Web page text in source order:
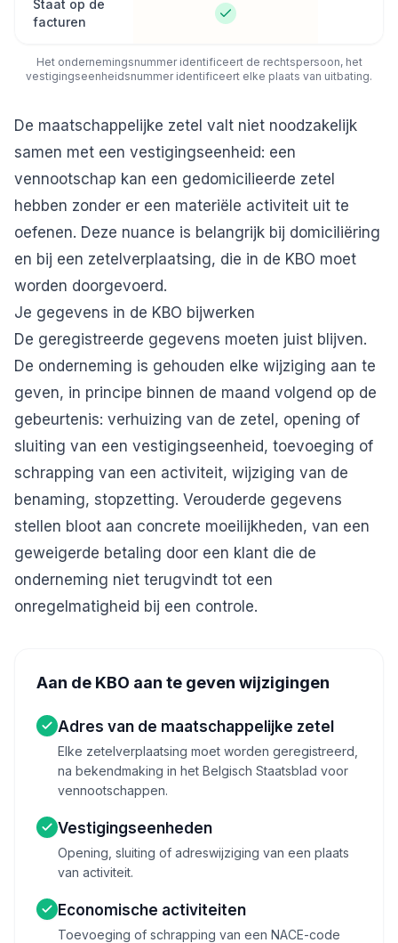
Staat op de
facturen
Het ondernemingsnummer identificeert de rechtspersoon, het
vestigingseenheidsnummer identificeert elke plaats van uitbating.
De maatschappelijke zetel valt niet noodzakelijk
samen met een vestigingseenheid: een
vennootschap kan een gedomicilieerde zetel
hebben zonder er een materiële activiteit uit te
oefenen. Deze nuance is belangrijk bij domiciliëring
en bij een zetelverplaatsing, die in de KBO moet
worden doorgevoerd.
Je gegevens in de KBO bijwerken
De geregistreerde gegevens moeten juist blijven.
De onderneming is gehouden elke wijziging aan te
geven, in principe binnen de maand volgend op de
gebeurtenis: verhuizing van de zetel, opening of
sluiting van een vestigingseenheid, toevoeging of
schrapping van een activiteit, wijziging van de
benaming, stopzetting. Verouderde gegevens
stellen bloot aan concrete moeilijkheden, van een
geweigerde betaling door een klant die de
onderneming niet terugvindt tot een
onregelmatigheid bij een controle.
Aan de KBO aan te geven wijzigingen
Adres van de maatschappelijke zetel
Elke zetelverplaatsing moet worden geregistreerd,
na bekendmaking in het Belgisch Staatsblad voor
vennootschappen.
Vestigingseenheden
Opening, sluiting of adreswijziging van een plaats
van activiteit.
Economische activiteiten
Toevoeging of schrapping van een NACE-code